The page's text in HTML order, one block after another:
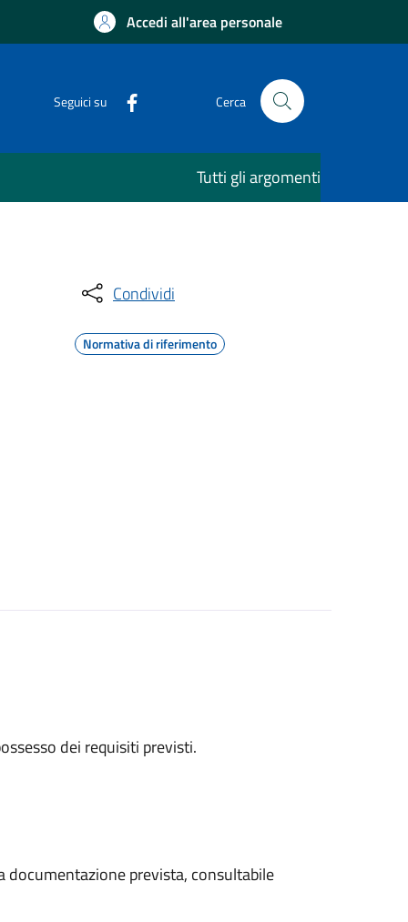
Accedi all'area personale
Seguici su Cerca
Tutti gli argomenti
Condividi
Normativa di riferimento
dei requisiti previsti.
prevista, consultabile